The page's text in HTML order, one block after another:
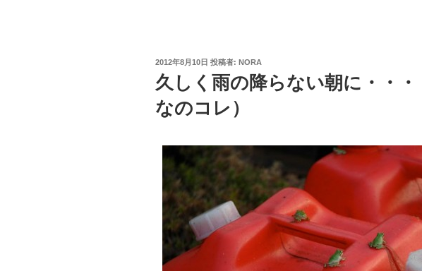
投
稿
日:
2012年8月10日 投稿者: NORA
久しく雨の降らない朝に・・
なのコレ）